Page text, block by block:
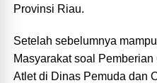
Provinsi Riau.
Setelah sebelumnya
Masyarakat soal
Atlet di Dinas Pemuda dan